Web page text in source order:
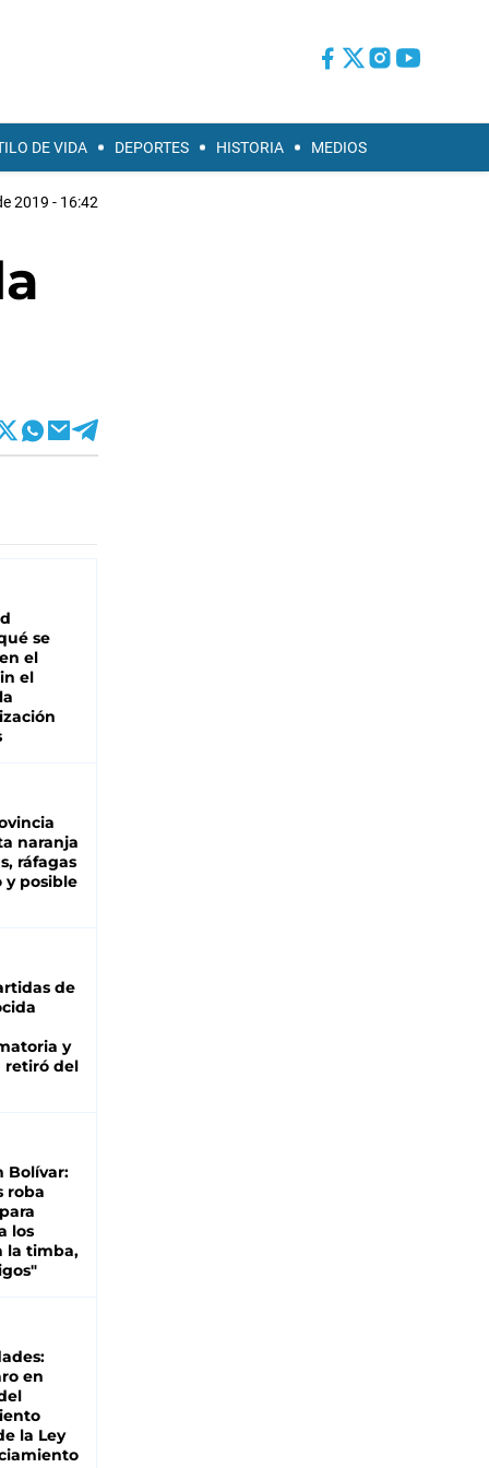
DE VIDA DEPORTES HISTORIA MEDIOS
2019 - 16:42
se
el
el
naranja
ráfagas
y posible
de
y
retiró del
Bolívar:
roba
los
la timba,
en
la Ley